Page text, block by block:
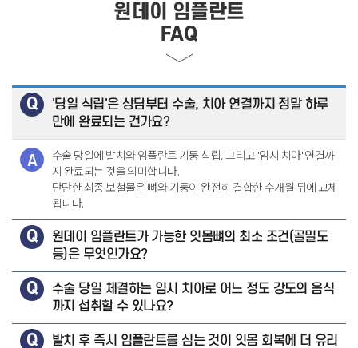
원데이 임플란트
FAQ
'당일 식립'은 상담부터 수술, 치아 연결까지 정말 하루
만에 완료되는 건가요?
수술 당일에 발치와 임플란트 기둥 식립, 그리고 '임시 치아' 연결까
지 완료되는 것을 의미합니다.
단단한 최종 보철물은 뼈와 기둥이 완전히 결합한 수개월 뒤에 교체
됩니다.
원데이 임플란트가 가능한 잇몸뼈의 최소 조건(골밀도
등)은 무엇인가요?
수술 당일 체결하는 임시 치아로 어느 정도 강도의 음식
까지 섭취할 수 있나요?
발치 후 즉시 임플란트를 심는 것이 잇몸 회복에 더 유리